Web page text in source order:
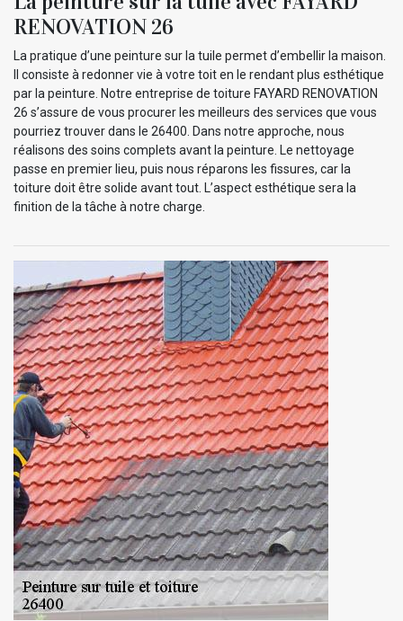
RENOVATION 26
La pratique d’une peinture sur la tuile permet d’embellir la maison.
Il consiste à redonner vie à votre toit en le rendant plus esthétique
par la peinture. Notre entreprise de toiture FAYARD RENOVATION
26 s’assure de vous procurer les meilleurs des services que vous
pourriez trouver dans le 26400. Dans notre approche, nous
réalisons des soins complets avant la peinture. Le nettoyage
passe en premier lieu, puis nous réparons les fissures, car la
toiture doit être solide avant tout. L’aspect esthétique sera la
finition de la tâche à notre charge.